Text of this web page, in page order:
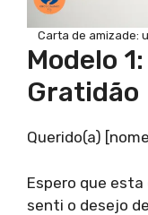
Carta de amizade:
Modelo
Gratidão
Querido(a)
Espero que
senti o desejo